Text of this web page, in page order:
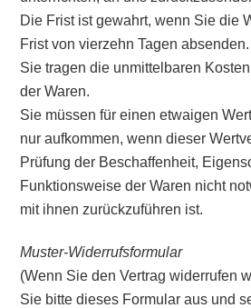
Die Frist ist gewahrt, wenn Sie die
Frist von vierzehn Tagen absenden.
Sie tragen die unmittelbaren
der Waren.
Sie müssen für einen etwaigen
nur aufkommen, wenn dieser
Prüfung der Beschaffenheit,
Funktionsweise der Waren nicht
mit ihnen zurückzuführen ist.
Muster-Widerrufsformular
(Wenn Sie den Vertrag widerrufen
Sie bitte dieses Formular aus und